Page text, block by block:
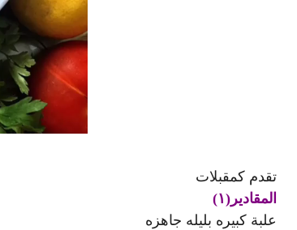
تقدم كمقبلات
المقادير(١)
علبة كبيره بليله جاهزه